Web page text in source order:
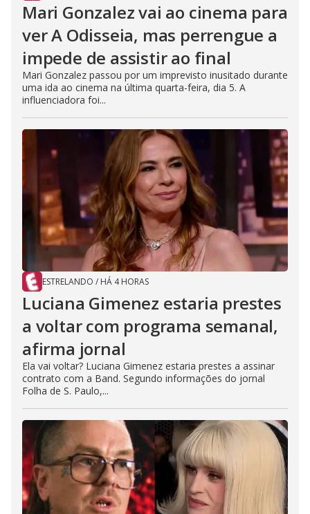
Mari Gonzalez vai ao cinema para
ver A Odisseia, mas perrengue a
impede de assistir ao final
Mari Gonzalez passou por um imprevisto inusitado durante
uma ida ao cinema na última quarta-feira, dia 5. A
influenciadora foi...
ESTRELANDO / HÁ 4 HORAS
Luciana Gimenez estaria prestes
a voltar com programa semanal,
afirma jornal
Ela vai voltar? Luciana Gimenez estaria prestes a assinar
contrato com a Band. Segundo informações do jornal
Folha de S. Paulo,...